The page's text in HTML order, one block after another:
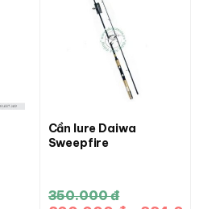
Cần lure Daiwa
Sweepfire
350.000 đ